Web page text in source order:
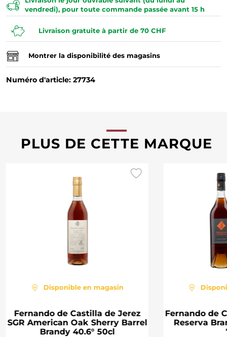
vendredi), pour toute commande passée avant 15 h
Livraison gratuite à partir de 70 CHF
Montrer la disponibilité des magasins
Numéro d'article: 27734
PLUS DE CETTE MARQUE
Disponible en magasin
Fernando de Castilla de Jerez
SGR American Oak Sherry Barrel
Brandy 40.6° 50cl
Fernando de
Reserva